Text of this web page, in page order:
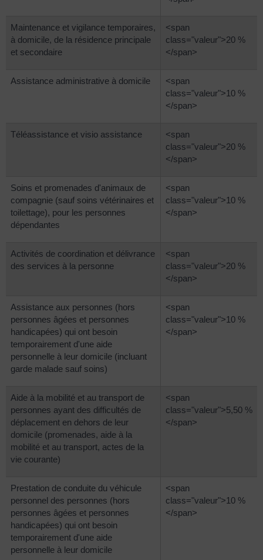
Maintenance et vigilance temporaires,
à domicile, de la résidence principale
et secondaire
<span
class="valeur">20 %
</span>
Assistance administrative à domicile
<span
class="valeur">10 %
</span>
Téléassistance et visio assistance
<span
class="valeur">20 %
</span>
Soins et promenades d'animaux de
compagnie (sauf soins vétérinaires et
toilettage), pour les personnes
dépendantes
<span
class="valeur">10 %
</span>
Activités de coordination et délivrance
des services à la personne
<span
class="valeur">20 %
</span>
Assistance aux personnes (hors
personnes âgées et personnes
handicapées) qui ont besoin
temporairement d'une aide
personnelle à leur domicile (incluant
garde malade sauf soins)
<span
class="valeur">10 %
</span>
Aide à la mobilité et au transport de
personnes ayant des difficultés de
déplacement en dehors de leur
domicile (promenades, aide à la
mobilité et au transport, actes de la
vie courante)
<span
class="valeur">5,50 %
</span>
Prestation de conduite du véhicule
personnel des personnes (hors
personnes âgées et personnes
handicapées) qui ont besoin
temporairement d'une aide
personnelle à leur domicile
<span
class="valeur">10 %
</span>